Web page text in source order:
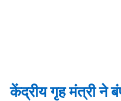
केंद्रीय गृह मंत्री ने